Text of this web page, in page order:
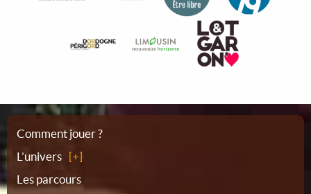
Plan
du
Comment jouer ?
L’univers
Les parcours